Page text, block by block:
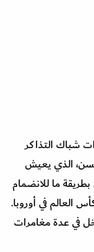
شباك التذاكر
الذي يعيش
ما للانضمام
العالم في أوروبا.
في عدة مغامرات